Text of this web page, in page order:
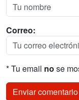
Correo:
* Tu email no se